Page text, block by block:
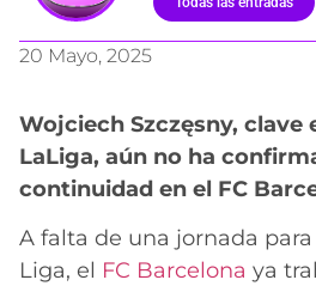
20 Mayo, 2025
Wojciech Szczęsny, clave
LaLiga, aún no ha
continuidad en el FC
A falta de una jornada
Liga, el FC Barcelona ya